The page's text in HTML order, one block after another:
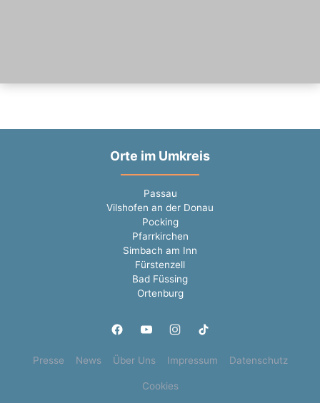
Orte im Umkreis
Passau
Vilshofen an der Donau
Pocking
Pfarrkirchen
Simbach am Inn
Fürstenzell
Bad Füssing
Ortenburg
Presse News Über Uns Impressum Datenschutz
Cookies